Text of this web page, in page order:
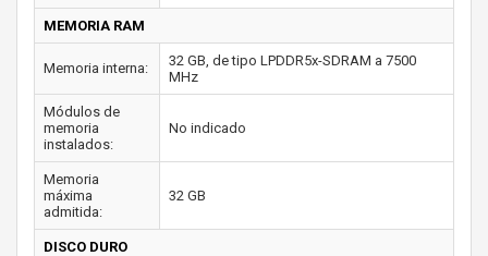
MEMORIA RAM
Memoria interna:
32 GB, de tipo LPDDR5x-SDRAM a 7500
MHz
Módulos de
memoria
instalados:
No indicado
Memoria
máxima
admitida:
32 GB
DISCO DURO